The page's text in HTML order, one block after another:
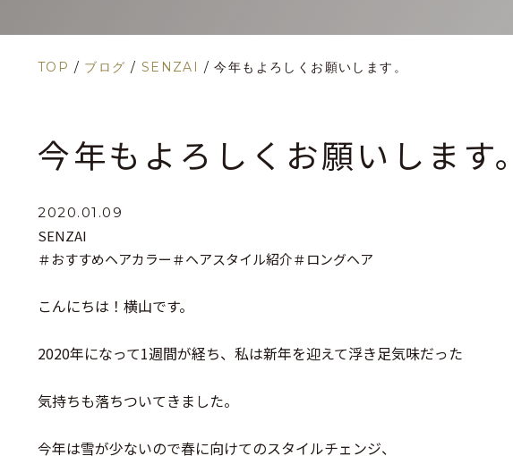
TOP / ブログ / SENZAI /今年もよろしくお願いします。
今年もよろしくお願いします。
2020.01.09
SENZAI
＃おすすめヘアカラー＃ヘアスタイル紹介＃ロングヘア
こんにちは！横山です。
2020年になって1週間が経ち、私は新年を迎えて浮き足気味だった
気持ちも落ちついてきました。
今年は雪が少ないので春に向けてのスタイルチェンジ、